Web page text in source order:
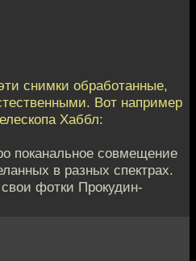
снимки обработанные,
Вот например
Хаббл:
поканальное совмещение
в разных спектрах.
фотки Прокудин-